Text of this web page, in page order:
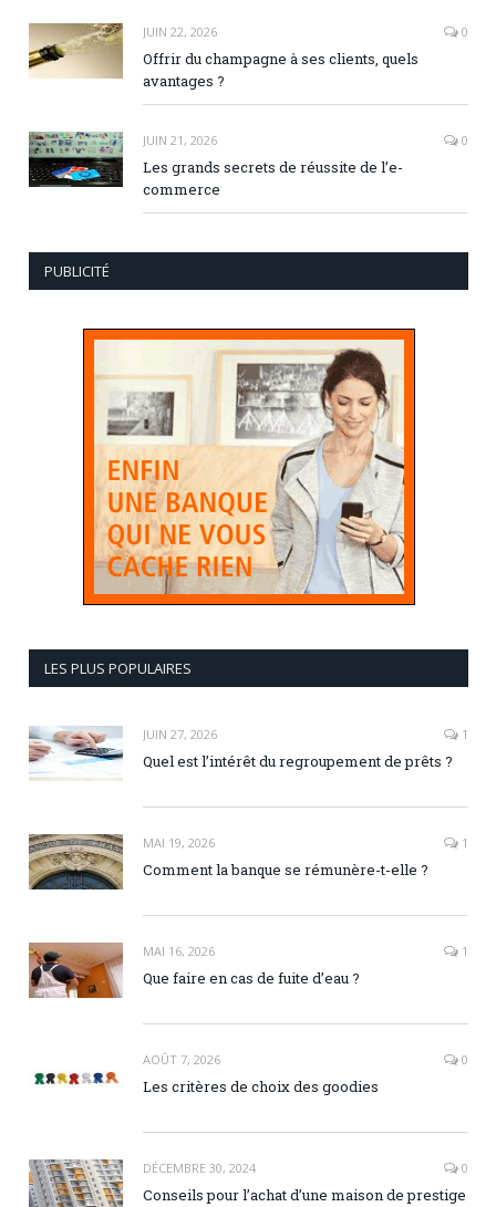
JUIN 22, 2026 0
Offrir du champagne à ses clients, quels
avantages ?
JUIN 21, 2026 0
Les grands secrets de réussite de l’e-
commerce
PUBLICITÉ
LES PLUS POPULAIRES
JUIN 27, 2026 1
Quel est l’intérêt du regroupement de prêts ?
MAI 19, 2026 1
Comment la banque se rémunère-t-elle ?
MAI 16, 2026 1
Que faire en cas de fuite d’eau ?
AOÛT 7, 2026 0
Les critères de choix des goodies
DÉCEMBRE 30, 2024 0
Conseils pour l’achat d’une maison de prestige